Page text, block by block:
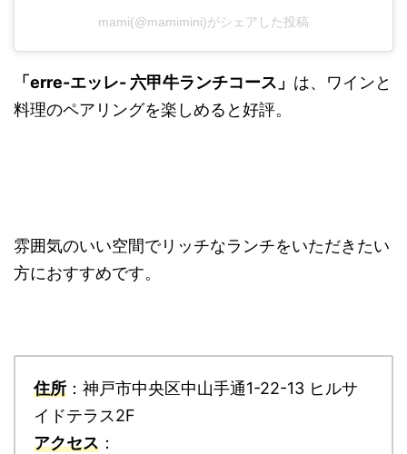
mami(@mamimini)がシェアした投稿
「erre-エッレ- 六甲牛ランチコース」 は、ワインと
料理のペアリングを楽しめると好評。
雰囲気のいい空間でリッチなランチをいただきたい
方におすすめです。
住所 ：神戸市中央区中山手通1-22-13 ヒルサ
イドテラス2F
アクセス ：